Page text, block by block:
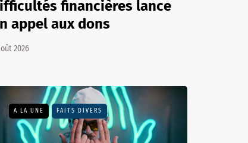
financières lance
appel aux dons
2026
A LA UNE FAITS DIVERS